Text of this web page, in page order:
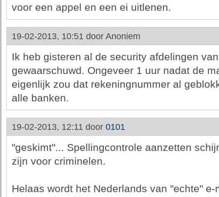
voor een appel en een ei uitlenen.
19-02-2013, 10:51 door Anoniem
Ik heb gisteren al de security afdelingen
gewaarschuwd. Ongeveer 1 uur nadat de
eigenlijk zou dat rekeningnummer al
alle banken.
19-02-2013, 12:11 door 0101
"geskimt"... Spellingcontrole aanzetten
zijn voor criminelen.
Helaas wordt het Nederlands van "echte"